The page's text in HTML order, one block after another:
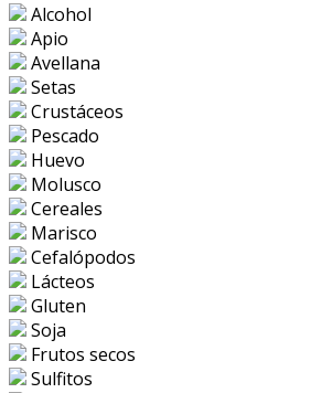
Alcohol
Apio
Avellana
Setas
Crustáceos
Pescado
Huevo
Molusco
Cereales
Marisco
Cefalópodos
Lácteos
Gluten
Soja
Frutos secos
Sulfitos